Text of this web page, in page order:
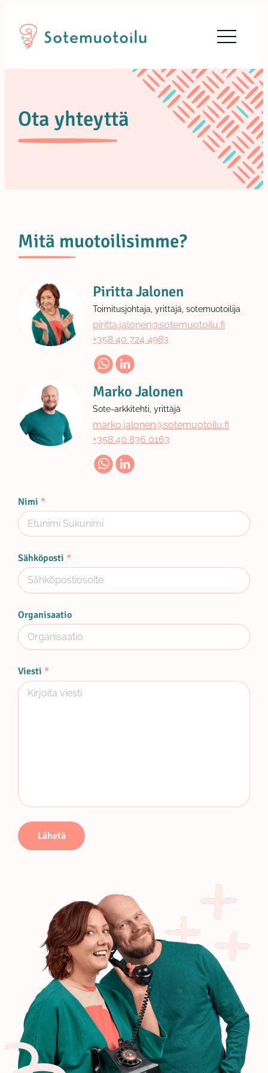
sisältöön
Ota yhteyttä
Mitä muotoilisimme?
Piritta Jalonen
Toimitusjohtaja, yrittäjä, sotemuotoilija
piritta.jalonen@sotemuotoilu.fi
+358 40 724 4983
Marko Jalonen
Sote-arkkitehti, yrittäjä
marko.jalonen@sotemuotoilu.fi
+358 40 836 0163
Nimi
Sähköposti
Organisaatio
Viesti
Lähetä